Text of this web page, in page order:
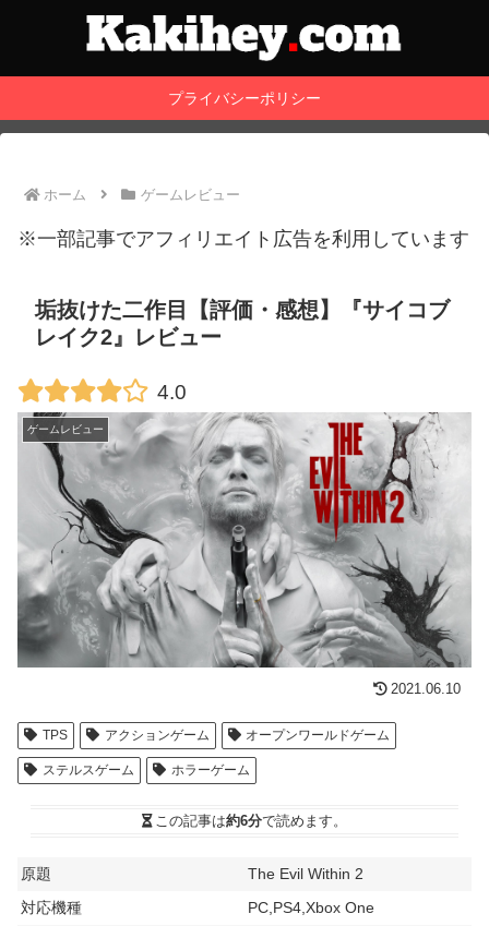
プライバシーポリシー
ホーム ゲームレビュー
※一部記事でアフィリエイト広告を利用しています
垢抜けた二作目【評価・感想】『サイコブ
レイク2』レビュー
4.0
ゲームレビュー
2021.06.10
TPS アクションゲーム オープンワールドゲーム
ステルスゲーム ホラーゲーム
この記事は約6分で読めます。
原題
The Evil Within 2
対応機種
PC,PS4,Xbox One